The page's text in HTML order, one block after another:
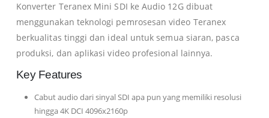
Konverter Teranex Mini SDI ke Audio 12G dibuat
menggunakan teknologi pemrosesan video Teranex
berkualitas tinggi dan ideal untuk semua siaran, pasca
produksi, dan aplikasi video profesional lainnya.
Key Features
Cabut audio dari sinyal SDI apa pun yang memiliki resolusi
hingga 4K DCI 4096x2160p